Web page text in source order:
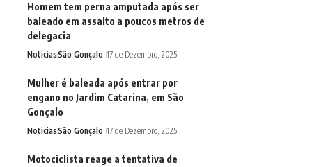
Homem tem perna amputada após ser
baleado em assalto a poucos metros de
delegacia
NoticiasSão Gonçalo 17 de Dezembro, 2025
Mulher é baleada após entrar por
engano no Jardim Catarina, em São
Gonçalo
NoticiasSão Gonçalo 17 de Dezembro, 2025
Motociclista reage a tentativa de